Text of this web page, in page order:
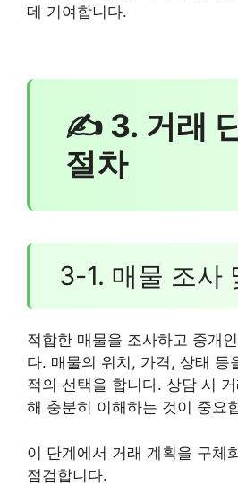
데 기여합니다.
✍ 3. 거래
절차
3-1. 매물 조사
적합한 매물을 조사하고 중개
다. 매물의 위치, 가격, 상태 등
적의 선택을 합니다. 상담 시
해 충분히 이해하는 것이 중요
이 단계에서 거래 계획을 구체
점검합니다.